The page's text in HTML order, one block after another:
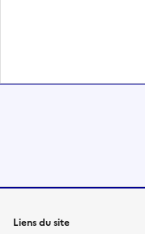
Liens du site